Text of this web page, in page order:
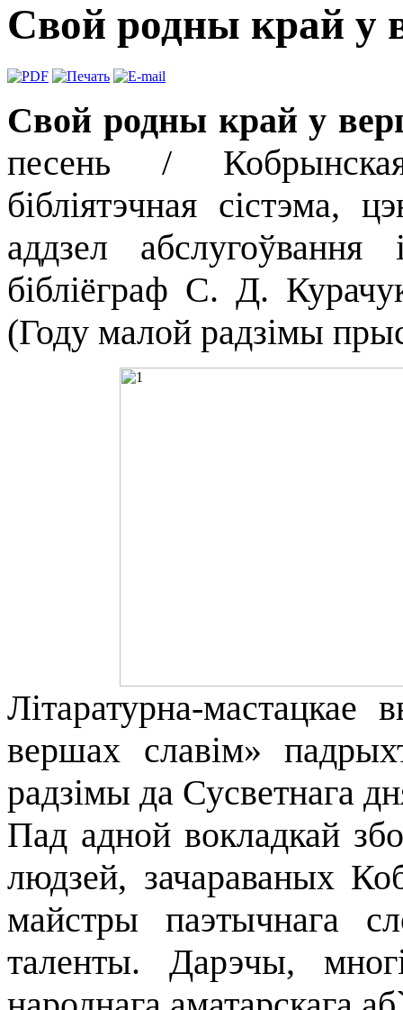
Свой родны край у
Свой родны край у
песень / Кобрынская
бібліятэчная сістэма,
аддзел
бібліёграф С. Д.
(Году малой радзімы
Літаратурна-
вершах славім»
радзімы да Сусветнага
Пад адной вокладкай
людзей, зачараваных
майстры паэтычнага
таленты. Дарэчы,